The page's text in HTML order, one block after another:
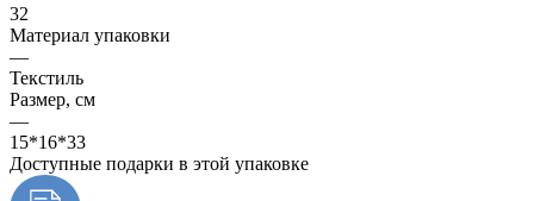
32
Материал упаковки
—
Текстиль
Размер, см
—
15*16*33
Доступные подарки в этой упаковке